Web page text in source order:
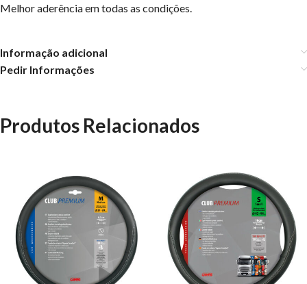
Melhor aderência em todas as condições.
Informação adicional
Pedir Informações
Produtos Relacionados